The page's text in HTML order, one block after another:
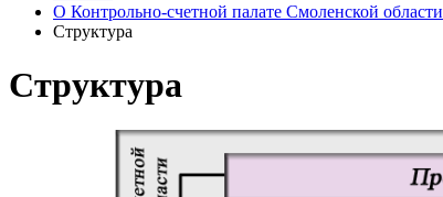
О Контрольно-счетной палате Смоленской области
Структура
Структура